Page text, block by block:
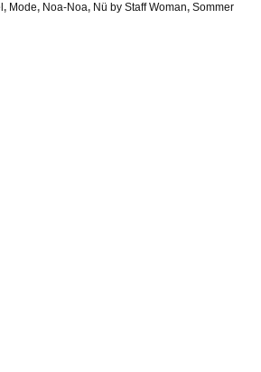
, Mode, Noa-Noa, Nü by Staff Woman, Sommer